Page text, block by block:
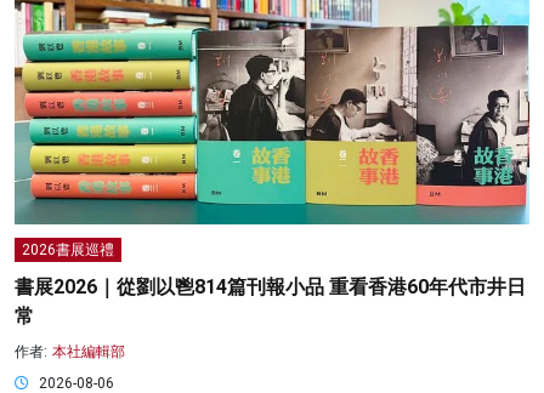
2026書展巡禮
書展2026｜從劉以鬯814篇刊報小品 重看香港60年代市井日
常
作者: 本社編輯部
2026-08-06